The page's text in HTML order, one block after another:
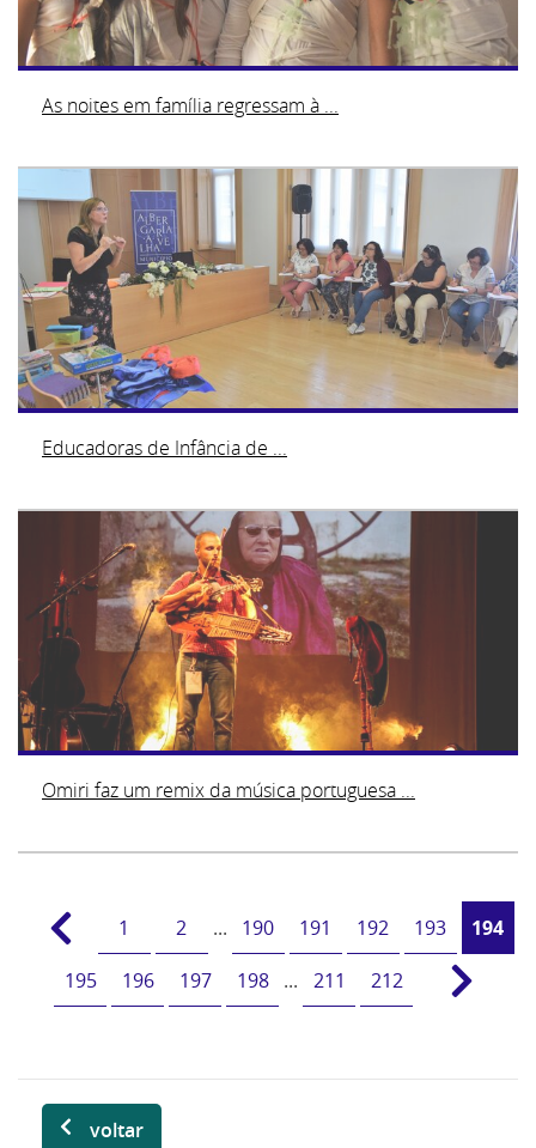
As noites em família regressam à ...
Educadoras de Infância de ...
Omiri faz um remix da música portuguesa ...
1 2 ... 190 191 192 193
194
195
196 197 198 ... 211 212
voltar